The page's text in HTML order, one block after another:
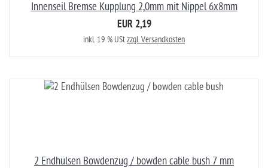
Innenseil Bremse Kupplung 2,0mm mit Nippel 6x8mm
EUR 2,19
inkl. 19 % UStzzgl. Versandkosten
2 Endhülsen Bowdenzug / bowden cable bush 7 mm